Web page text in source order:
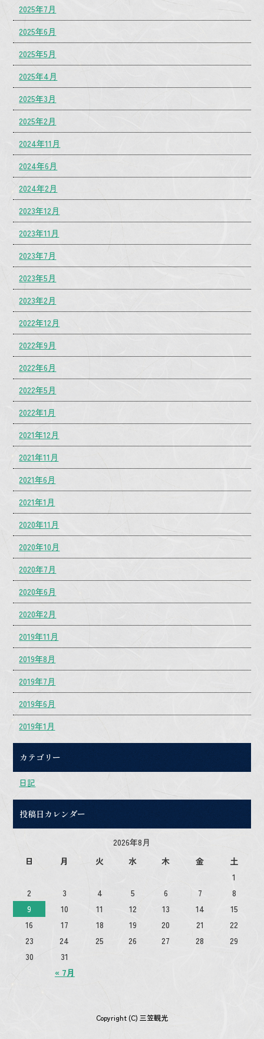
2025年7月
2025年6月
2025年5月
2025年4月
2025年3月
2025年2月
2024年11月
2024年6月
2024年2月
2023年12月
2023年11月
2023年7月
2023年5月
2023年2月
2022年12月
2022年9月
2022年6月
2022年5月
2022年1月
2021年12月
2021年11月
2021年6月
2021年1月
2020年11月
2020年10月
2020年7月
2020年6月
2020年2月
2019年11月
2019年8月
2019年7月
2019年6月
2019年1月
カテゴリー
日記
投稿日カレンダー
2026年8月
日
月 火 水 木 金 土
« 7月
1
2
3 4 5 6 7
8
9
10 11 12 13 14
15
16
17 18 19 20 21
22
23
24 25 26 27 28
29
30
31
Copyright (C) 三笠観光